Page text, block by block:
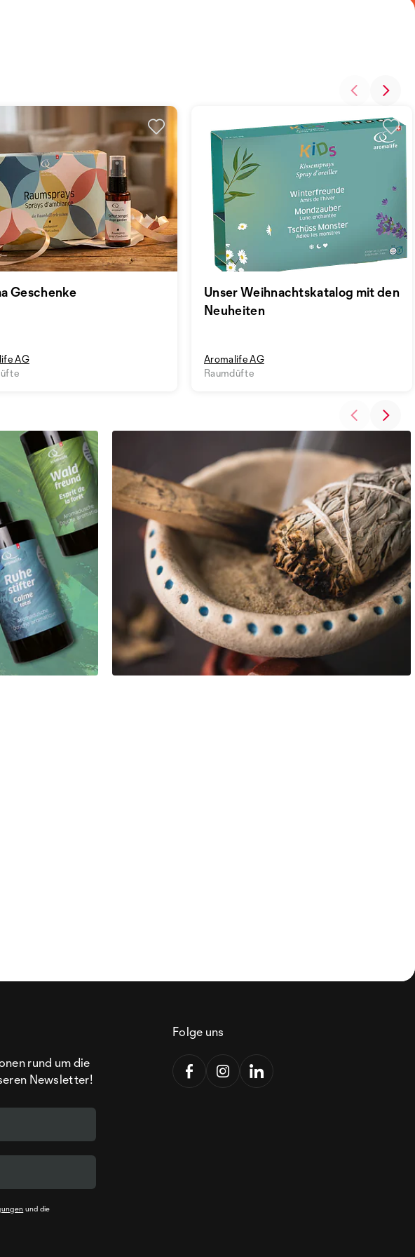
Geschenke
AG
Unser Weihnachtskatalog mit den
Neuheiten
Aromalife AG
Raumdüfte
rund um die
Newsletter!
und die
Folge uns